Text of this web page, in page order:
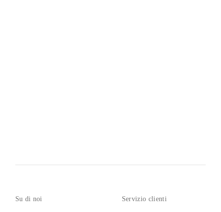
Su di noi Servizio clienti